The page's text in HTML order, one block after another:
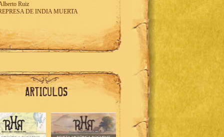
Ruiz
DE INDIA MUERTA